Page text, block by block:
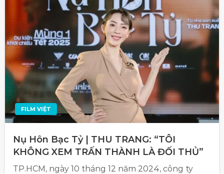
FILM VIỆT
Nụ Hôn Bạc Tỷ | THU TRANG: “TÔI
KHÔNG XEM TRẤN THÀNH LÀ ĐỐI THỦ”
TP.HCM, ngày 10 tháng 12 năm 2024, công ty